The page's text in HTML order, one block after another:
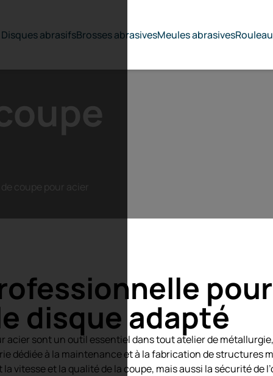
Disques abrasifsBrosses abrasivesMeules abrasives
coupe pour acier
disque adapté
acier sont un outil essentiel dans tout atelier de
dédiée à la maintenance et à la fabrication de structures
vitesse et la qualité de la coupe, mais aussi la sécurité de